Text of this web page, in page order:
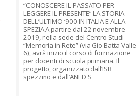
“CONOSCERE IL PASSATO PER
LEGGERE IL PRESENTE” LA STORIA
DELL’ULTIMO ‘900 IN ITALIA E ALLA
SPEZIA A partire dal 22 novembre
2019, nella sede del Centro Studi
“Memoria in Rete” (via Gio Batta Valle
6), avrà inizio il corso di formazione
per docenti di scuola primaria. Il
progetto, organizzato dall’ISR
spezzino e dall’ANED S